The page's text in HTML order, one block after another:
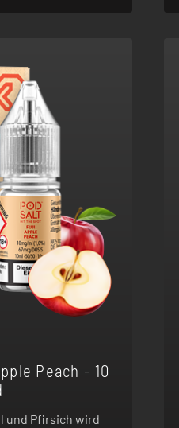
Peach - 10
und Pfirsich wird